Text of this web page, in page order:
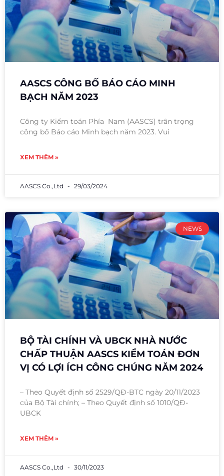
AASCS CÔNG BỐ BÁO CÁO MINH
BẠCH NĂM 2023
Công ty Kiểm toán Phía Nam (AASCS) trân trọng
công bố Báo cáo Minh bạch năm 2023. Vui
XEM THÊM »
AASCS Co.,Ltd 29/03/2024
NEWS
BỘ TÀI CHÍNH VÀ UBCK NHÀ NƯỚC
CHẤP THUẬN AASCS KIỂM TOÁN ĐƠN
VỊ CÓ LỢI ÍCH CÔNG CHÚNG NĂM 2024
– Theo Quyết định số 2529/QĐ-BTC ngày 20/11/2023
của Bộ Tài chính; – Theo Quyết định số 1010/QĐ-
UBCK
XEM THÊM »
AASCS Co.,Ltd 30/11/2023